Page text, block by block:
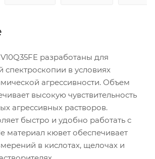
разработаны для
спектроскопии в условиях
агрессивности. Объем
высокую чувствительность
агрессивных растворов.
быстро и удобно работать с
материал кювет обеспечивает
в кислотах, щелочах и